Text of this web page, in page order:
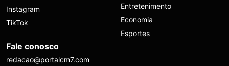
Instagram
TikTok
Entretenimento
Economia
Esportes
Fale conosco
redacao@portalcm7.com